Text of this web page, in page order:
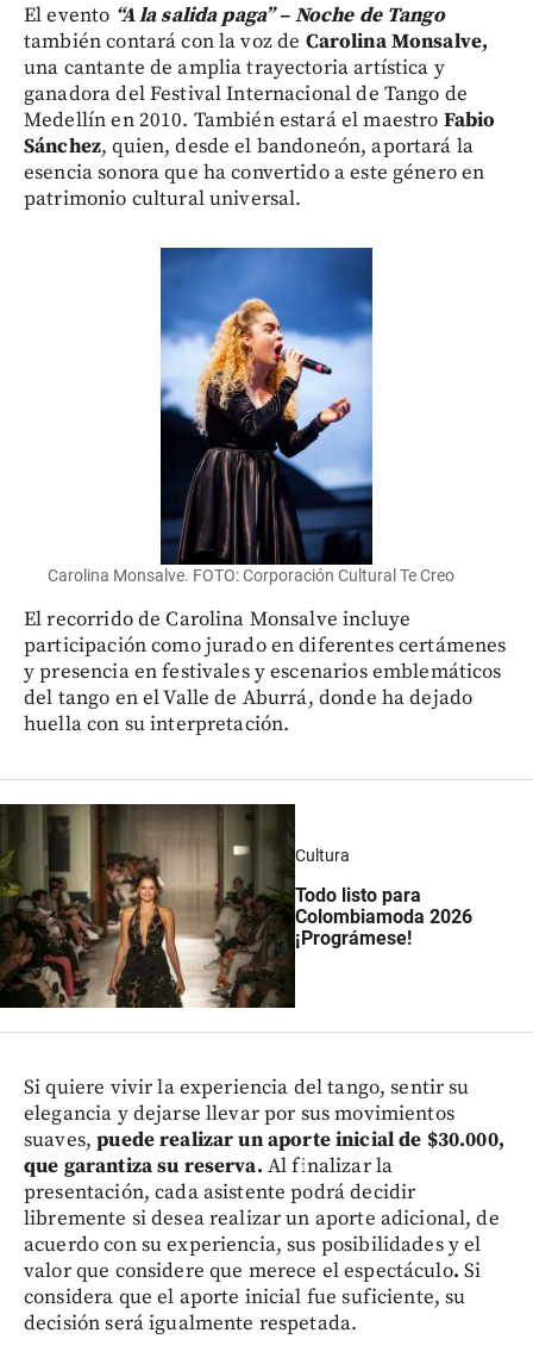
El evento “A la salida paga” – Noche de Tango
también contará con la voz de Carolina Monsalve,
una cantante de amplia trayectoria artística y
ganadora del Festival Internacional de Tango de
Medellín en 2010. También estará el maestro Fabio
Sánchez, quien, desde el bandoneón, aportará la
esencia sonora que ha convertido a este género en
patrimonio cultural universal.
Carolina Monsalve. FOTO: Corporación Cultural Te Creo
El recorrido de Carolina Monsalve incluye
participación como jurado en diferentes certámenes
y presencia en festivales y escenarios emblemáticos
del tango en el Valle de Aburrá, donde ha dejado
huella con su interpretación.
Cultura
Todo listo para
Colombiamoda 2026
¡Prográmese!
Si quiere vivir la experiencia del tango, sentir su
elegancia y dejarse llevar por sus movimientos
suaves,puede realizar un aporte inicial de $30.000,
que garantiza su reserva. Al finalizar la
presentación, cada asistente podrá decidir
libremente si desea realizar un aporte adicional, de
acuerdo con su experiencia, sus posibilidades y el
valor que considere que merece el espectáculo.Si
considera que el aporte inicial fue suficiente, su
decisión será igualmente respetada.